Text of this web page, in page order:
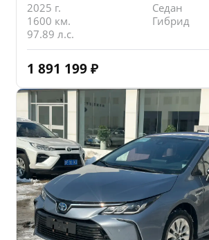
2025 г.
Седан
1600 км.
Гибрид
97.89 л.с.
1 891 199 ₽